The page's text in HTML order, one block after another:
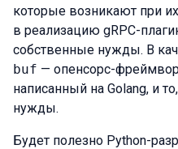
которые возникают при
в реализацию gRPC-
собственные нужды. В
buf — опенсорс-
написанный на Golang, и
нужды.
Будет полезно Python-